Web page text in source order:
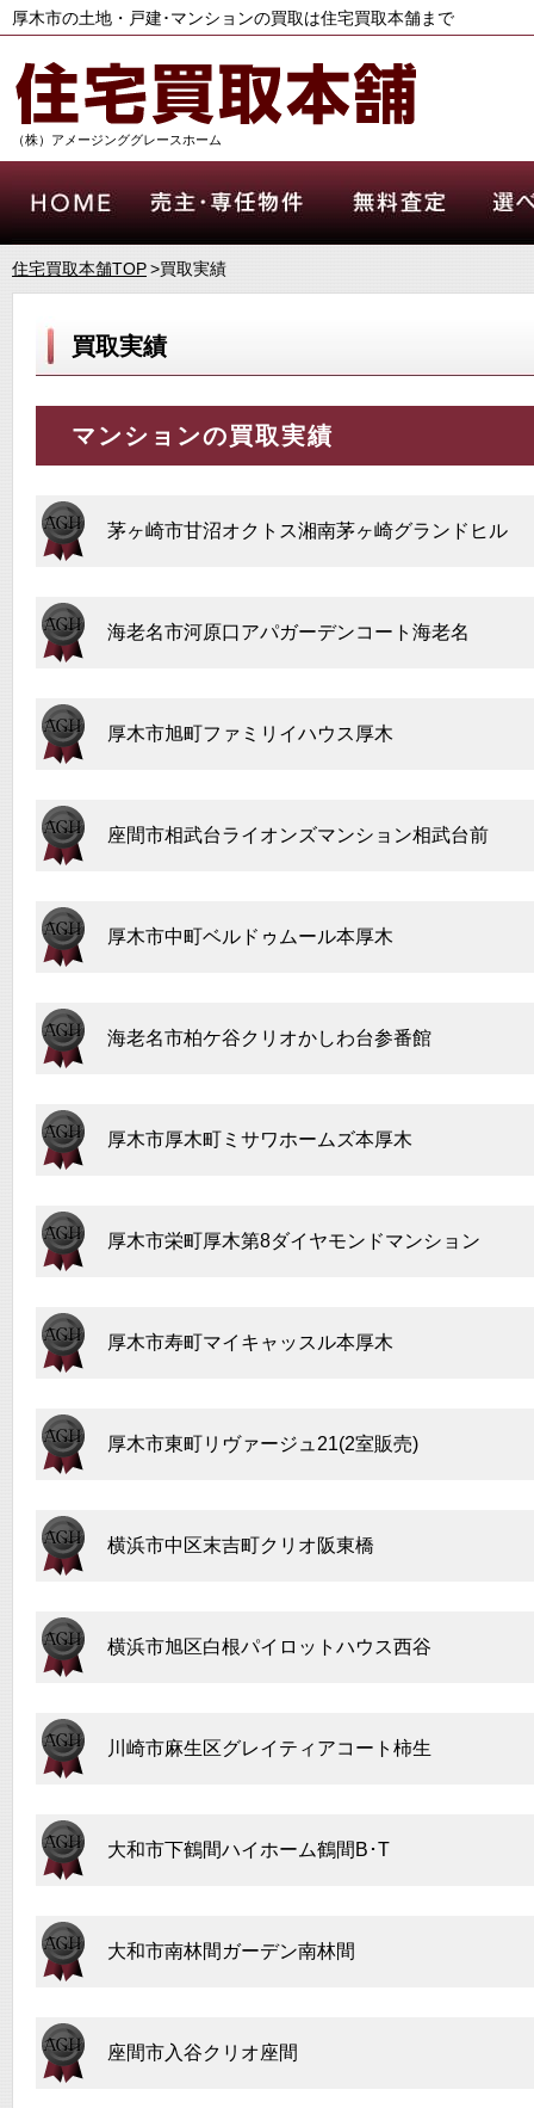
厚木市の土地・戸建･マンションの買取は住宅買取本舗まで
（株）アメージンググレースホーム
住宅買取本舗TOP>買取実績
買取実績
マンションの買取実績
茅ヶ崎市甘沼オクトス湘南茅ヶ崎グランドヒル
海老名市河原口アパガーデンコート海老名
厚木市旭町ファミリイハウス厚木
座間市相武台ライオンズマンション相武台前
厚木市中町ベルドゥムール本厚木
海老名市柏ケ谷クリオかしわ台参番館
厚木市厚木町ミサワホームズ本厚木
厚木市栄町厚木第8ダイヤモンドマンション
厚木市寿町マイキャッスル本厚木
厚木市東町リヴァージュ21(2室販売)
横浜市中区末吉町クリオ阪東橋
横浜市旭区白根パイロットハウス西谷
川崎市麻生区グレイティアコート柿生
大和市下鶴間ハイホーム鶴間B･T
大和市南林間ガーデン南林間
座間市入谷クリオ座間